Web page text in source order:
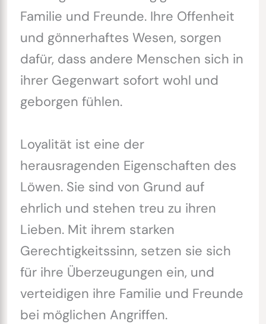
Familie und Freunde. Ihre Offenheit
und gönnerhaftes Wesen, sorgen
dafür, dass andere Menschen sich in
ihrer Gegenwart sofort wohl und
geborgen fühlen.
Loyalität ist eine der
herausragenden Eigenschaften des
Löwen. Sie sind von Grund auf
ehrlich und stehen treu zu ihren
Lieben. Mit ihrem starken
Gerechtigkeitssinn, setzen sie sich
für ihre Überzeugungen ein, und
verteidigen ihre Familie und Freunde
bei möglichen Angriffen.